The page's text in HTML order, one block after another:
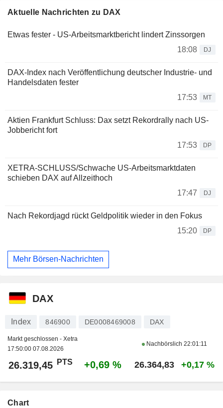
Aktuelle Nachrichten zu DAX
Etwas fester - US-Arbeitsmarktbericht lindert Zinssorgen
18:08
DJ
DAX-Index nach Veröffentlichung deutscher Industrie- und
Handelsdaten fester
17:53
MT
Aktien Frankfurt Schluss: Dax setzt Rekordrally nach US-
Jobbericht fort
17:53
DP
XETRA-SCHLUSS/Schwache US-Arbeitsmarktdaten
schieben DAX auf Allzeithoch
17:47
DJ
Nach Rekordjagd rückt Geldpolitik wieder in den Fokus
15:20
DP
Mehr Börsen-Nachrichten
DAX
Index 846900 DE0008469008 DAX
Markt geschlossen - Xetra
17:50:00 07.08.2026
Nachbörslich 22:01:11
26.319,45 PTS +0,69 % 26.364,83 +0,17 %
Chart